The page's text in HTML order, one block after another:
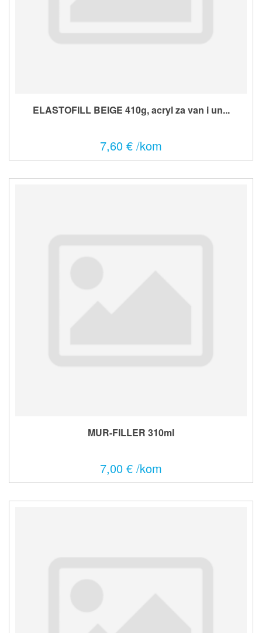
ELASTOFILL BEIGE 410g, acryl za van i un...
7,60 € /kom
MUR-FILLER 310ml
7,00 € /kom